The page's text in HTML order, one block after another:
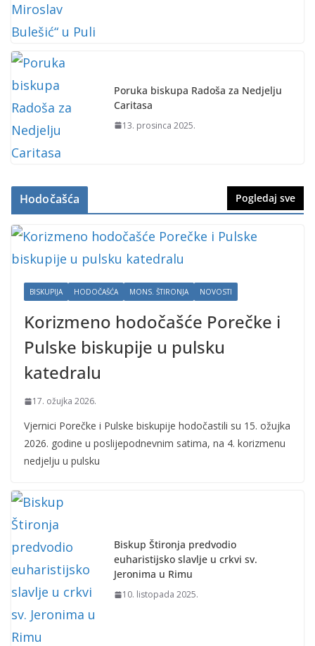
Poruka biskupa Radoša za Nedjelju
Caritasa
13. prosinca 2025.
Hodočašća Pogledaj sve
BISKUPIJA HODOČAŠĆA MONS. ŠTIRONJA NOVOSTI
Korizmeno hodočašće Porečke i
Pulske biskupije u pulsku
katedralu
17. ožujka 2026.
Vjernici Porečke i Pulske biskupije hodočastili su 15. ožujka
2026. godine u poslijepodnevnim satima, na 4. korizmenu
nedjelju u pulsku
Biskup Štironja predvodio
euharistijsko slavlje u crkvi sv.
Jeronima u Rimu
10. listopada 2025.